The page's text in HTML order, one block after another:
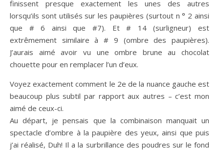
finissent presque exactement les unes des autres
lorsqu’ils sont utilisés sur les paupières (surtout n ° 2 ainsi
que # 6 ainsi que #7). Et # 14 (surligneur) est
extrêmement similaire à # 9 (ombre des paupières).
J’aurais aimé avoir vu une ombre brune au chocolat
chouette pour en remplacer l’un d’eux.
Voyez exactement comment le 2e de la nuance gauche est
beaucoup plus subtil par rapport aux autres – c’est mon
aimé de ceux-ci.
Au départ, je pensais que la combinaison manquait un
spectacle d’ombre à la paupière des yeux, ainsi que puis
j’ai réalisé, Duh! Il a la surbrillance des poudres sur le fond